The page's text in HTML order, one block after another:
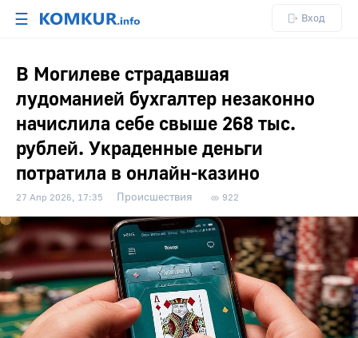
☰ Вход
В Могилеве страдавшая
лудоманией бухгалтер незаконно
начислила себе свыше 268 тыс.
рублей. Украденные деньги
потратила в онлайн-казино
27 Апр 2026, 17:35 Происшествия 922